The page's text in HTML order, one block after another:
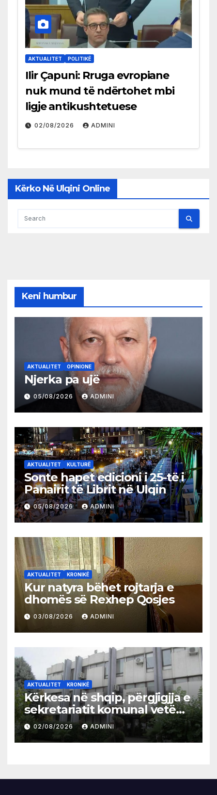
AKTUALITET POLITIKË
Ilir Çapuni: Rruga evropiane
nuk mund të ndërtohet mbi
ligje antikushtetuese
02/08/2026 ADMINI
Kërko Në Ulqini Online
Keni humbur
AKTUALITET OPINIONE
Njerka pa ujë
05/08/2026 ADMINI
AKTUALITET KULTURË
Sonte hapet edicioni i 25-të i
Panairit të Librit në Ulqin
05/08/2026 ADMINI
AKTUALITET KRONIKË
Kur natyra bëhet rojtarja e
dhomës së Rexhep Qosjes
03/08/2026 ADMINI
AKTUALITET KRONIKË
Kërkesa në shqip, përgjigjja e
sekretariatit komunal vetëm
në gjuhën malazeze
02/08/2026 ADMINI